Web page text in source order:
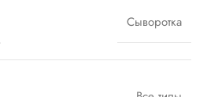
Сыворотка